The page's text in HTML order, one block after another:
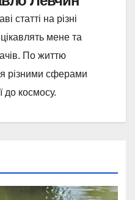
статті на різні
мене та
По життю
різними сферами
до космосу.